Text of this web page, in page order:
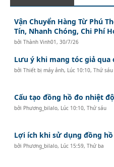
Vận Chuyển Hàng Từ Phú
Tín, Nhanh Chóng, Chi Phí
bởiThành Vinh01 ,30/7/26
Lưu ý khi mang tóc giả qua
bởiThiết bị máy ảnh, Lúc 10:10, Thứ sáu
Cấu tạo đồng hồ đo nhiệt
bởi Phương_bilalo, Lúc 10:10, Thứ sáu
Lợi ích khi sử dụng đồng
bởi Phương_bilalo, Lúc 15:59, Thứ ba